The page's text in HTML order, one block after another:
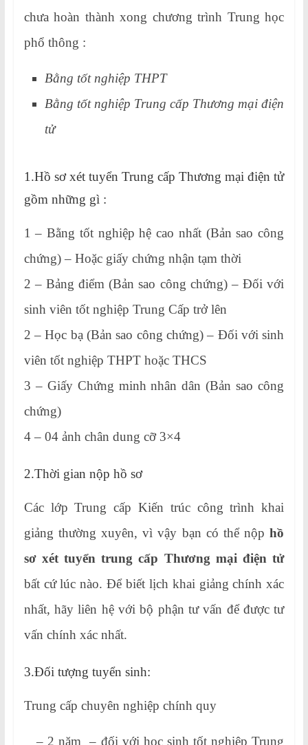
chưa hoàn thành xong chương trình Trung học
phổ thông :
Bằng tốt nghiệp THPT
Bằng tốt nghiệp Trung cấp Thương mại điện
tử
1.Hồ sơ xét tuyển Trung cấp Thương mại điện tử
gồm những gì :
1 – Bằng tốt nghiệp hệ cao nhất (Bản sao công
chứng) – Hoặc giấy chứng nhận tạm thời
2 – Bảng điểm (Bản sao công chứng) – Đối với
sinh viên tốt nghiệp Trung Cấp trở lên
2 – Học bạ (Bản sao công chứng) – Đối với sinh
viên tốt nghiệp THPT hoặc THCS
3 – Giấy Chứng minh nhân dân (Bản sao công
chứng)
4 – 04 ảnh chân dung cỡ 3×4
2.Thời gian nộp hồ sơ
Các lớp Trung cấp Kiến trúc công trình khai
giảng thường xuyên, vì vậy bạn có thể nộphồ
sơ xét tuyển trung cấp Thương mại điện tử
bất cứ lúc nào. Để biết lịch khai giảng chính xác
nhất, hãy liên hệ với bộ phận tư vấn để được tư
vấn chính xác nhất.
3.Đối tượng tuyển sinh:
Trung cấp chuyên nghiệp chính quy
– 2 năm – đối với học sinh tốt nghiệp Trung